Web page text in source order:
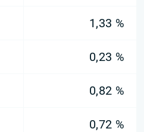
1,33 %
0,23 %
0,82 %
0,72 %